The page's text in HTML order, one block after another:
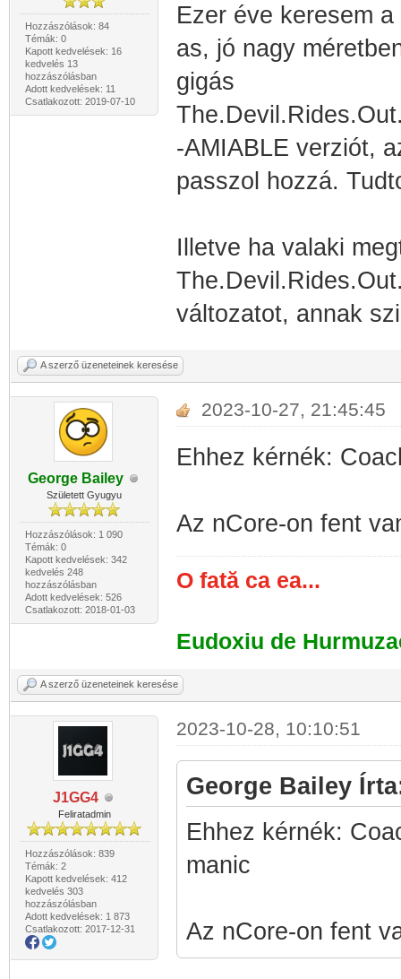
Hozzászólások: 84
Témák: 0
Kapott kedvelések: 16
kedvelés 13
hozzászólásban
Adott kedvelések: 11
Csatlakozott: 2019-07-10
Ezer éve keresem a
as, jó nagy
gigás
-AMIABLE verziót,
passzol hozzá.
Illetve ha valaki
változatot, annak
A szerző üzeneteinek keresése
George Bailey
Született Gyugyu
Hozzászólások: 1 090
Témák: 0
Kapott kedvelések: 342
kedvelés 248
hozzászólásban
Adott kedvelések: 526
Csatlakozott: 2018-01-03
2023-10-27, 21:45:45
Ehhez kérnék:
Az nCore-on fent
O fată ca ea...
Eudoxiu de
A szerző üzeneteinek keresése
J1GG4
Feliratadmin
Hozzászólások: 839
Témák: 2
Kapott kedvelések: 412
kedvelés 303
hozzászólásban
Adott kedvelések: 1 873
Csatlakozott: 2017-12-31
2023-10-28, 10:10:51
George Bailey
Ehhez kérnék:
manic
Az nCore-on fent